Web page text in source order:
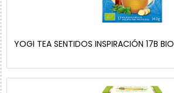
YOGI TEA SENTIDOS INSPIRACIÓN 17B BIO